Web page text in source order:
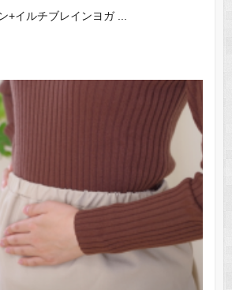
+イルチブレインヨガ ...